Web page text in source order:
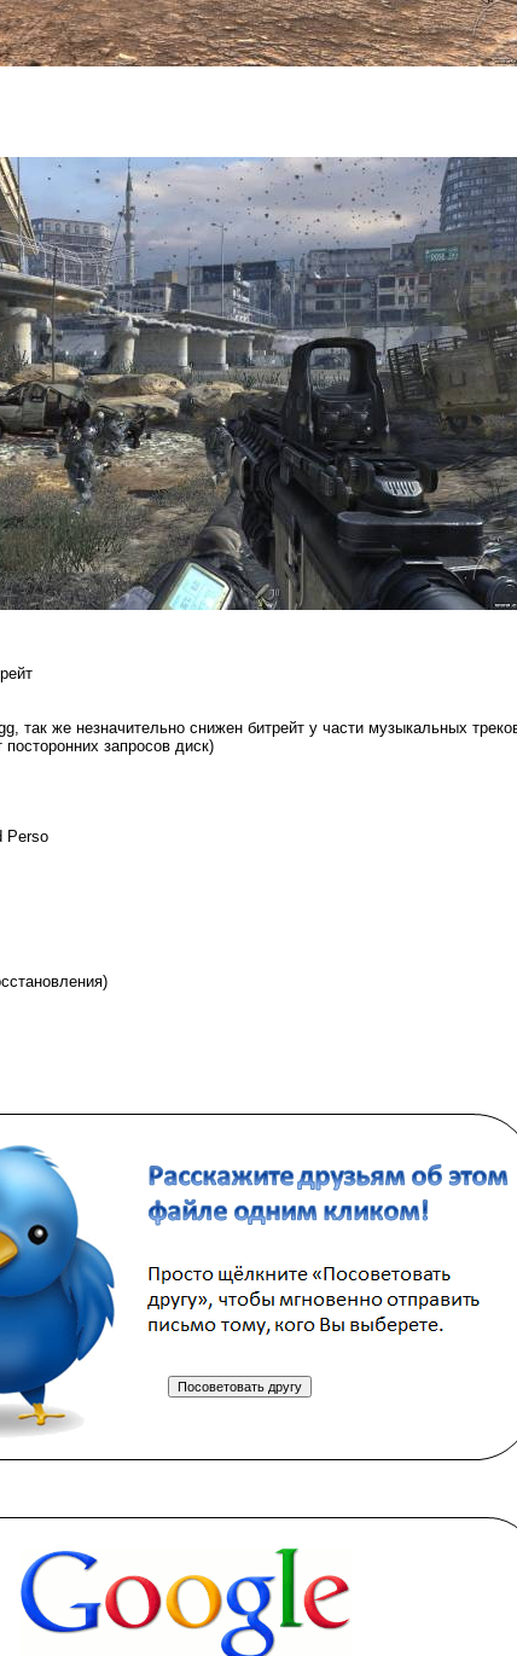
так же незначительно снижен битрейт у части музыкальных
запросов диск)
Perso